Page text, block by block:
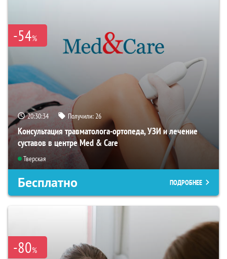
-54%
20:30:33 Получили:26
Консультация травматолога-ортопеда, УЗИ и лечение
суставов в центре Med & Care
Тверская
Бесплатно ПОДРОБНЕЕ
-80%